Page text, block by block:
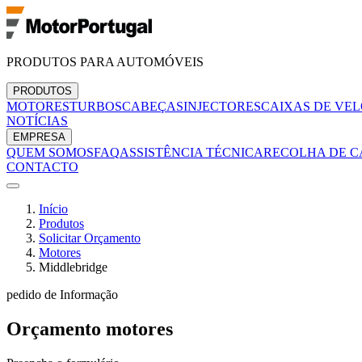
PRODUTOS PARA AUTOMÓVEIS
PRODUTOS
MOTORESTURBOSCABEÇASINJECTORESCAIXAS DE
NOTÍCIAS
EMPRESA
QUEM SOMOSFAQASSISTÊNCIA TÉCNICARECOLHA DE
CONTACTO
Início
Produtos
Solicitar Orçamento
Motores
Middlebridge
pedido de Informação
Orçamento motores